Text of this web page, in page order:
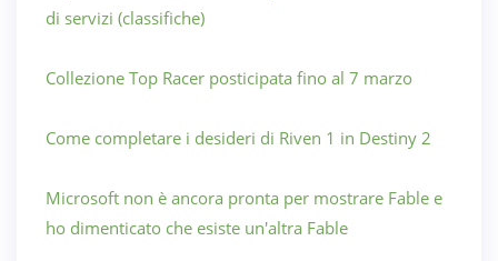
di servizi (classifiche)
Collezione Top Racer posticipata fino al 7 marzo
Come completare i desideri di Riven 1 in Destiny 2
Microsoft non è ancora pronta per mostrare Fable e
ho dimenticato che esiste un'altra Fable